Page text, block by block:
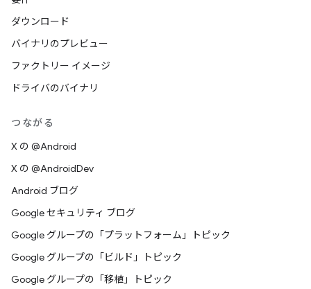
ダウンロード
バイナリのプレビュー
ファクトリー イメージ
ドライバのバイナリ
つながる
X の @Android
X の @AndroidDev
Android ブログ
Google セキュリティ ブログ
Google グループの「プラットフォーム」トピック
Google グループの「ビルド」トピック
Google グループの「移植」トピック